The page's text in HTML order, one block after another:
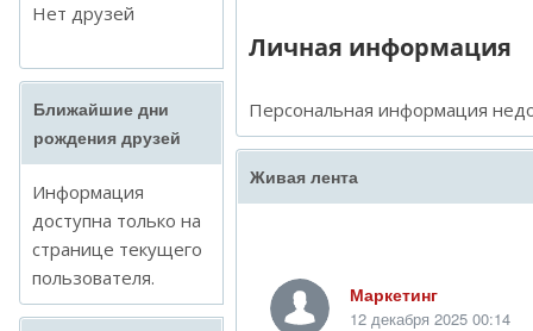
Нет друзей
Ближайшие дни
рождения друзей
Информация
доступна только на
странице текущего
пользователя.
Личная информация
Персональная информация
Живая лента
Маркетинг
12 декабря 2025 00:14